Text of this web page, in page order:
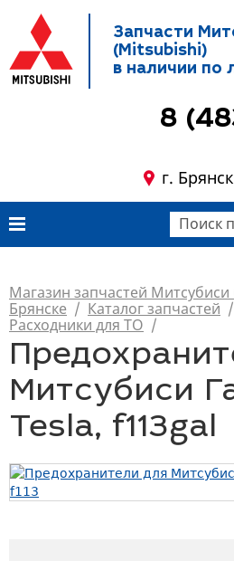
Запчасти
(Mitsubishi)
в наличии по
8
г.
Магазин запчастей
Брянске / Каталог запчастей /
Расходники для ТО /
Митсубиси
Tesla, f113gal